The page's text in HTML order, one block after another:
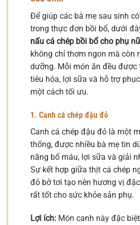
Để giúp các bà mẹ sau sinh
trong thực đơn bồi bổ, dưới
nấu cá chép bồi bổ cho phụ
không chỉ thơm ngon mà còn
dưỡng. Mỗi món ăn đều được
tiêu hóa, lợi sữa và hỗ trợ
một cách tối ưu.
1. Canh cá chép đậu đỏ
Canh cá chép đậu đỏ là một
thống, được nhiều bà mẹ tin
năng bổ máu, lợi sữa và giải
Sự kết hợp giữa thịt cá chép
đỏ bở tơi tạo nên hương vị
rất tốt cho sức khỏe sản phụ.
Lợi ích: Món canh này đặc